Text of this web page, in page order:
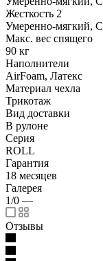
Жесткость 2
Умеренно-мягкий,
Макс. вес спящего
90 кг
Наполнители
AirFoam, Латекс
Материал чехла
Трикотаж
Вид доставки
В рулоне
Серия
ROLL
Гарантия
18 месяцев
Галерея
1/0 —
Отзывы